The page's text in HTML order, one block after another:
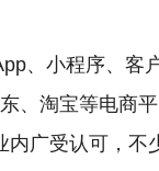
、小程序、
、淘宝等电商
内广受认可，